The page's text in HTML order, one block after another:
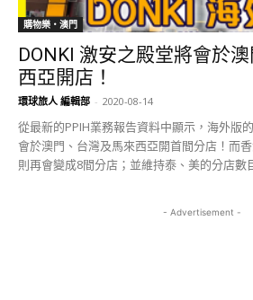
購物樂‧澳門
DONKI 激安之殿堂將會於
西亞開店！
環球旅人 編輯部 - 2020-08-14
從最新的PPIH業務報告資料中顯示，海外版
會於澳門、台灣及馬來西亞開首間分店！而
則再會變成8間分店；並維持泰、美的分店數
- Advertisement -